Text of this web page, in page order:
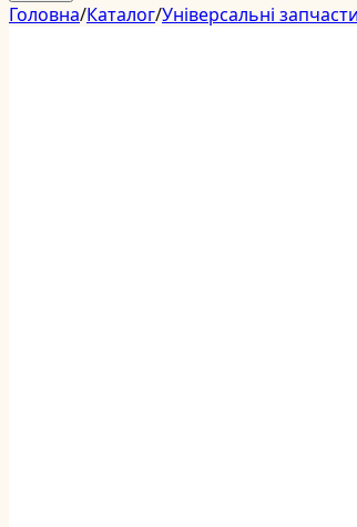
Головна/Каталог/Універсальні